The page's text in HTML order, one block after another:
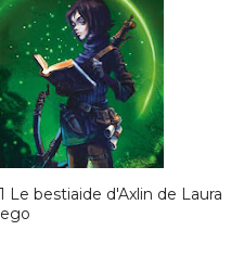
Le bestiaide d'Axlin de Laura